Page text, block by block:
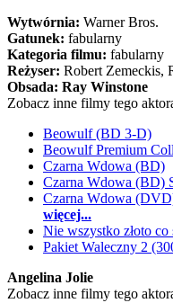
Wytwórnia: Warner Bros.
Gatunek: fabularny
Kategoria filmu: fabularny
Reżyser: Robert Zemeckis,
Obsada: Ray Winstone
Zobacz inne filmy tego
Beowulf (BD 3-D)
Beowulf Premium
Czarna Wdowa (BD)
Czarna Wdowa (BD)
Czarna Wdowa
więcej...
Nie wszystko złoto co
Pakiet Waleczny 2
Angelina Jolie
Zobacz inne filmy tego